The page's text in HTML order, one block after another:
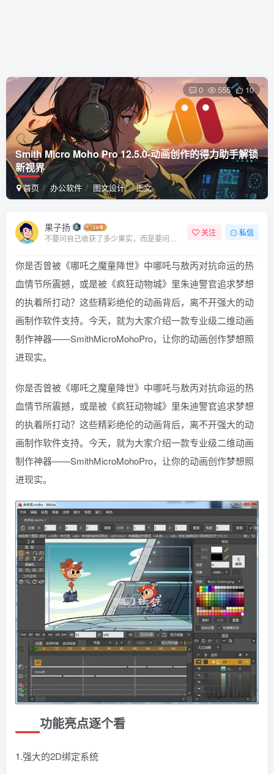
Smith Micro Moho Pro 12.5.0-动画创作的得力助手解锁
新视界
首页 办公软件 图文设计 正文
0 555 10
果子扬 关注 私信
你是否曾被《哪吒之魔童降世》中哪吒与敖丙对抗命运的热
血情节所震撼，或是被《疯狂动物城》里朱迪警官追求梦想
的执着所打动？这些精彩绝伦的动画背后，离不开强大的动
画制作软件支持。今天，就为大家介绍一款专业级二维动画
制作神器——SmithMicroMohoPro，让你的动画创作梦想照
进现实。
你是否曾被《哪吒之魔童降世》中哪吒与敖丙对抗命运的热
血情节所震撼，或是被《疯狂动物城》里朱迪警官追求梦想
的执着所打动？这些精彩绝伦的动画背后，离不开强大的动
画制作软件支持。今天，就为大家介绍一款专业级二维动画
制作神器——SmithMicroMohoPro，让你的动画创作梦想照
进现实。
功能亮点逐个看
1.强大的2D绑定系统